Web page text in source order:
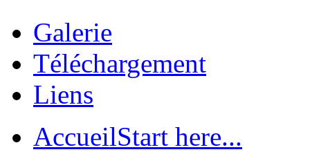
Galerie
Téléchargement
Liens
AccueilStart here...